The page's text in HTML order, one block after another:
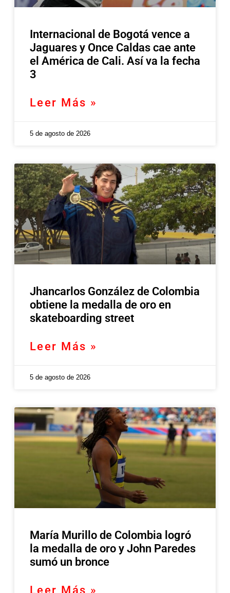
Internacional de Bogotá vence a
Jaguares y Once Caldas cae ante
el América de Cali. Así va la fecha
3
Leer Más »
5 de agosto de 2026
Jhancarlos González de Colombia
obtiene la medalla de oro en
skateboarding street
Leer Más »
5 de agosto de 2026
María Murillo de Colombia logró
la medalla de oro y John Paredes
sumó un bronce
Leer Más »